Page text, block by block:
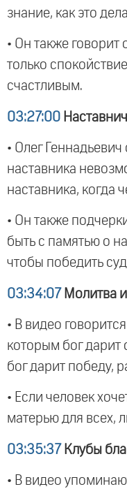
знание, как это
• Он также говорит
только
счастливым.
03:27:00
• Олег
наставника
наставника, когда
• Он также
быть с памятью о
чтобы победить
03:34:07 Молитва
• В видео
которым бог дарит
бог дарит победу,
• Если человек
матерью для всех,
03:35:37 Клубы
• В видео